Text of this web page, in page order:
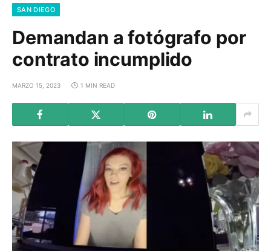
SAN DIEGO
Demandan a fotógrafo por
contrato incumplido
MARZO 15, 2023 1 MIN READ